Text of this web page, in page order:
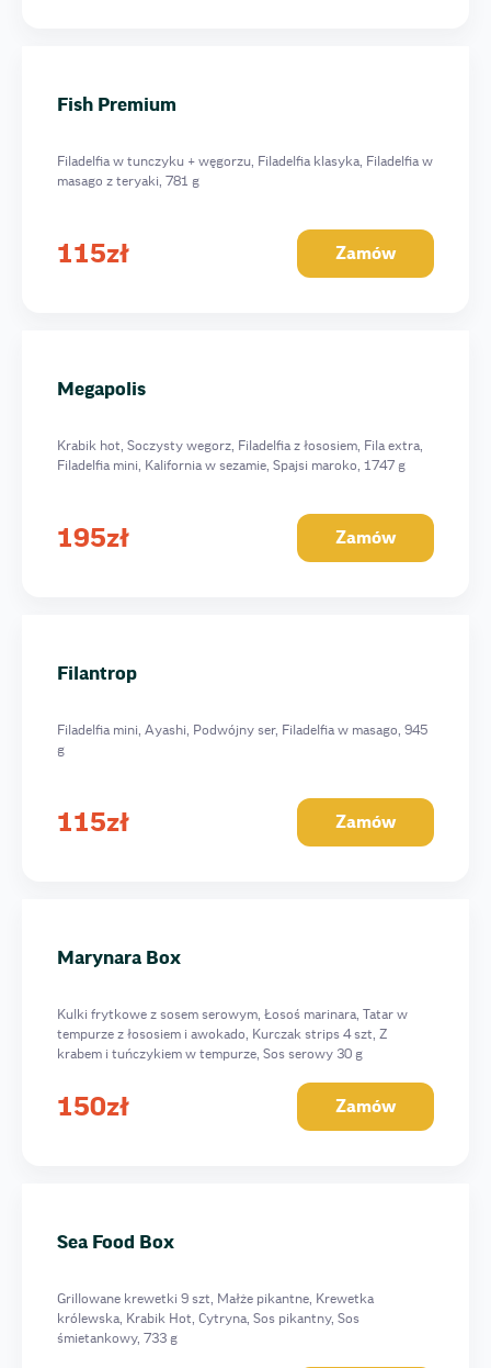
Fish Premium
Filadelfia w tunczyku + węgorzu, Filadelfia klasyka, Filadelfia w
masago z teryaki, 781 g
115zł Zamów
Megapolis
Krabik hot, Soczysty wegorz, Filadelfia z łososiem, Fila extra,
Filadelfia mini, Kalifornia w sezamie, Spajsi maroko, 1747 g
195zł Zamów
Filantrop
Filadelfia mini, Ayashi, Podwójny ser, Filadelfia w masago, 945
g
115zł Zamów
Marynara Box
Kulki frytkowe z sosem serowym, Łosoś marinara, Tatar w
tempurze z łososiem i awokado, Kurczak strips 4 szt, Z
krabem i tuńczykiem w tempurze, Sos serowy 30 g
150zł Zamów
Sea Food Box
Grillowane krewetki 9 szt, Małże pikantne, Krewetka
królewska, Krabik Hot, Cytryna, Sos pikantny, Sos
śmietankowy, 733 g